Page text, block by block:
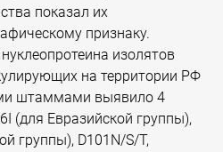
показал их
признаку.
изолятов
на территории РФ
штаммами выявило 4
(для Евразийской группы),
группы), D101N/S/T,